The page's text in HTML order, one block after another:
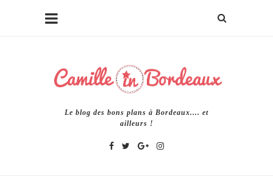
Le blog des bons plans à Bordeaux.... et
ailleurs !